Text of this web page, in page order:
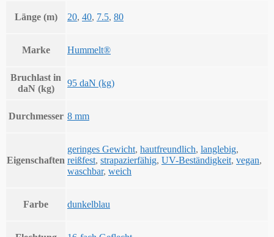
Länge (m) 20, 40, 7.5, 80
Marke Hummelt®
Bruchlast in
daN (kg)
95 daN (kg)
Durchmesser 8 mm
Eigenschaften
geringes Gewicht, hautfreundlich, langlebig,
reißfest, strapazierfähig, UV-Beständigkeit, vegan,
waschbar, weich
Farbe dunkelblau